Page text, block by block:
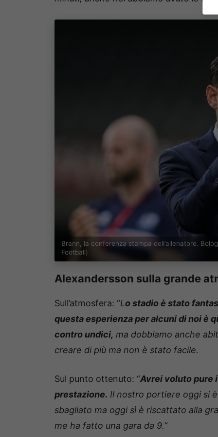
Brann, la conferenza stampa dell’allenatore.
Football)
Alexandersson sulla grande
Sull’atmosfera: “Lo stadio è stato
questa esperienza per alcuni di noi è
contro undici, ma dobbiamo anche
creare di più ma non è stato facile.
Sul punto ottenuto: “Avrei voluto pure
prestazione. Il nostro portiere oggi si
sbagliato ma oggi sì è riscattato alla
me ha fatto una gara da 9.”